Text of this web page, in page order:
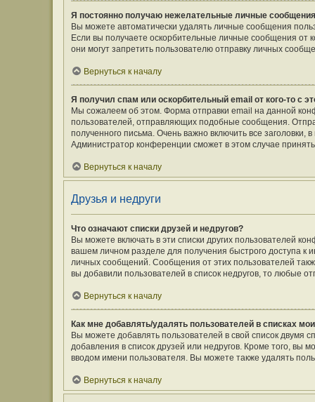
Я постоянно получаю нежелательные личные
Вы можете автоматически удалять личные сообщения
Если вы получаете оскорбительные личные сообщения от
они могут запретить пользователю отправку личных
Вернуться к началу
Я получил спам или оскорбительный email от кого-то с
Мы сожалеем об этом. Форма отправки email на данной
пользователей, отправляющих подобные сообщения.
полученного письма. Очень важно включить все
Администратор конференции сможет в этом случае
Вернуться к началу
Друзья и недруги
Что означают списки друзей и недругов?
Вы можете включать в эти списки других пользователей
вашем личном разделе для получения быстрого доступа к
личных сообщений. Сообщения от этих пользователей
вы добавили пользователей в список недругов, то любые
Вернуться к началу
Как мне добавлять/удалять пользователей в списках
Вы можете добавлять пользователей в свой список двумя
добавления в список друзей или недругов. Кроме того, вы
вводом имени пользователя. Вы можете также удалять
Вернуться к началу